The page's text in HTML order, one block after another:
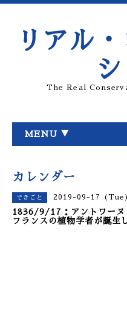
リアル
The Real
MENU ▼
カレンダー
できごと 2019-09-17 (Tue)
1836/9/17：アントワーヌ
フランスの植物学者が誕生